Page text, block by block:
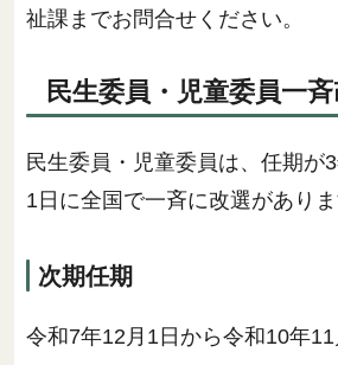
祉課までお問合せください。
民生委員・児童委員一
民生委員・児童委員は、任期が
1日に全国で一斉に改選がありま
次期任期
令和7年12月1日から令和10年